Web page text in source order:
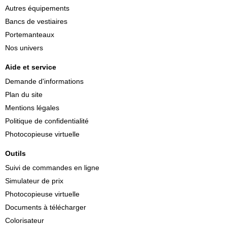
Autres équipements
Bancs de vestiaires
Portemanteaux
Nos univers
Aide et service
Demande d'informations
Plan du site
Mentions légales
Politique de confidentialité
Photocopieuse virtuelle
Outils
Suivi de commandes en ligne
Simulateur de prix
Photocopieuse virtuelle
Documents à télécharger
Colorisateur